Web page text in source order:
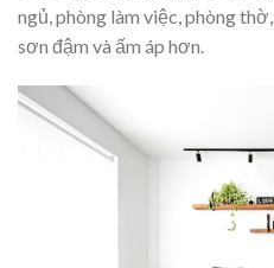
ngủ, phòng làm việc, phòng
sơn đậm và ấm áp hơn.